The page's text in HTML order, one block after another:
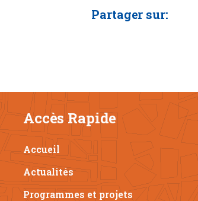
Partager sur:
Accès Rapide
Accueil
Actualités
Programmes et projets